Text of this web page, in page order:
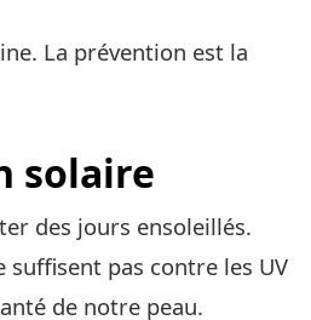
La prévention est la
solaire
des jours ensoleillés.
suffisent pas contre les UV
de notre peau.